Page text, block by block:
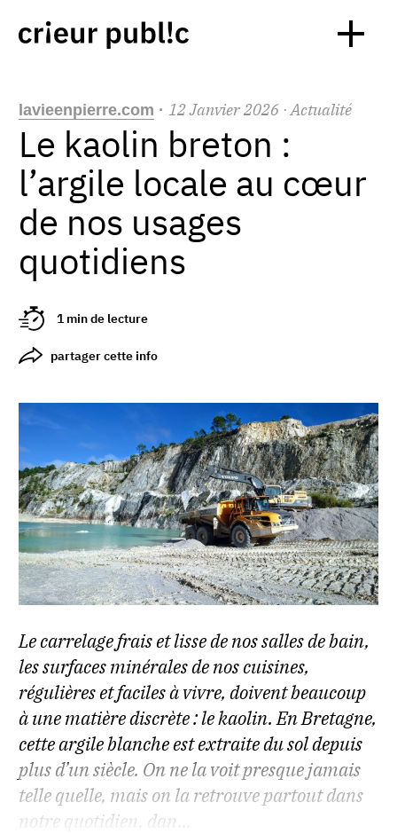
lavieenpierre.com · 12Janvier2026 · Actualité
Le kaolin breton :
l’argile locale au cœur
de nos usages
quotidiens
1 min de lecture
partager cette info
Le carrelage frais et lisse de nos salles de bain,
les surfaces minérales de nos cuisines,
régulières et faciles à vivre, doivent beaucoup
à une matière discrète : le kaolin. En Bretagne,
cette argile blanche est extraite du sol depuis
plus d’un siècle. On ne la voit presque jamais
telle quelle, mais on la retrouve partout dans
notre quotidien, dan...